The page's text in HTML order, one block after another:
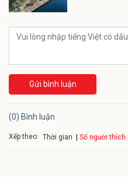
Gửi bình luận
(0) Bình luận
Xếp theo: Thời gian Số người thích